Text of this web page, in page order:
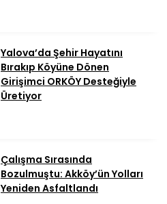
Yalova’da Şehir Hayatını
Bırakıp Köyüne Dönen
Girişimci ORKÖY Desteğiyle
Üretiyor
Çalışma Sırasında
Bozulmuştu: Akköy’ün Yolları
Yeniden Asfaltlandı